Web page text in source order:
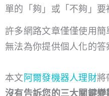
單的「夠」或「不夠」要
許多網路文章僅僅使用簡
無法為你提供個人化的
本文 阿爾發機器人理財將
沒有告訴您的三大關鍵變